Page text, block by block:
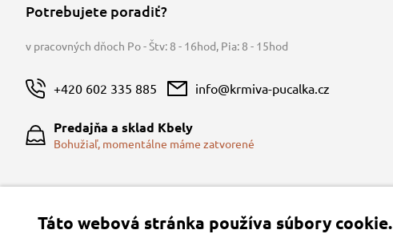
Potrebujete poradiť?
v pracovných dňoch Po - Štv: 8 - 16hod, Pia: 8 - 15hod
+420 602 335 885 info@krmiva-pucalka.cz
Predajňa a sklad Kbely
Bohužiaľ, momentálne máme zatvorené
Táto webová stránka používa súbory cookie.